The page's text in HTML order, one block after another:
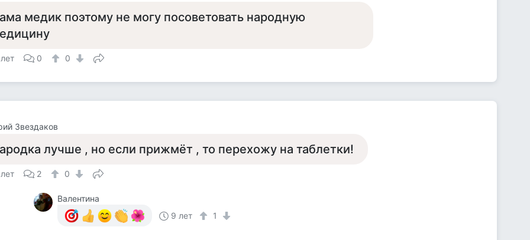
медик поэтому не могу посоветовать народную
0 0
Звездаков
лучше , но если прижмёт , то перехожу на таблетки!
2 0
Валентина
9 лет
1